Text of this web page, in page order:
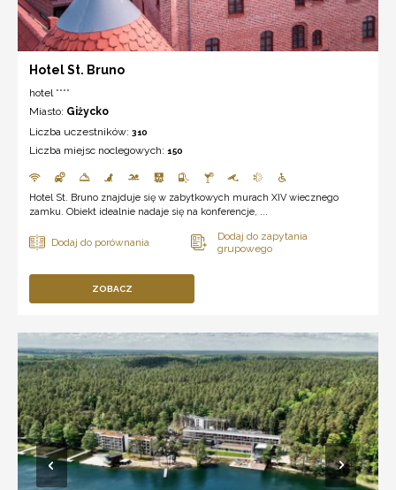
Hotel St. Bruno
hotel ****
Miasto: Giżycko
Liczba uczestników: 310
Liczba miejsc noclegowych: 150
Hotel St. Bruno znajduje się w zabytkowych murach XIV wiecznego
zamku. Obiekt idealnie nadaje się na konferencje, ...
ZOBACZ